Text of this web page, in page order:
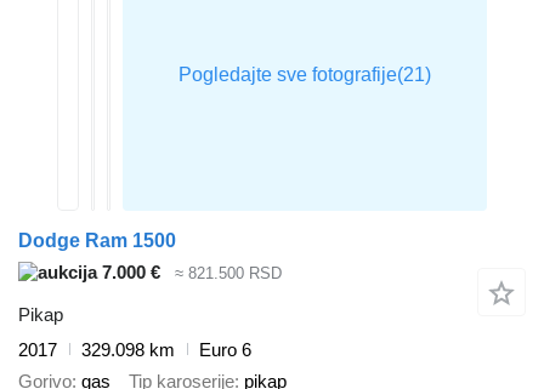
Dodge Ram 1500
7.000 €
≈ 821.500 RSD
Pikap
2017
329.098 km
Euro 6
Gorivo gas Tip karoserije pikap